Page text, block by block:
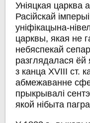
Уніяцкая царква
Расійскай
уніфікацына-
царквы, якая не
небяспекай
разглядалася ёй
з канца ХVIII ст.
абмежаванне
прыкрывалі
якой нібыта